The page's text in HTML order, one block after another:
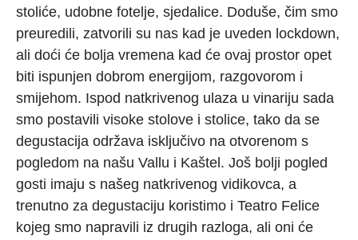
stoliće, udobne fotelje, sjedalice. Doduše, čim smo
preuredili, zatvorili su nas kad je uveden lockdown,
ali doći će bolja vremena kad će ovaj prostor opet
biti ispunjen dobrom energijom, razgovorom i
smijehom. Ispod natkrivenog ulaza u vinariju sada
smo postavili visoke stolove i stolice, tako da se
degustacija održava isključivo na otvorenom s
pogledom na našu Vallu i Kaštel. Još bolji pogled
gosti imaju s našeg natkrivenog vidikovca, a
trenutno za degustaciju koristimo i Teatro Felice
kojeg smo napravili iz drugih razloga, ali oni će